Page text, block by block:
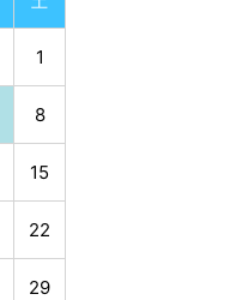
1
8
15
22
29